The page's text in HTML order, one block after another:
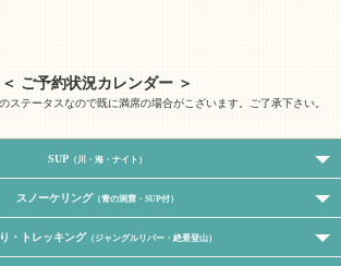
＜ ご予約状況カレンダー ＞
ステータスなので既に満席の場合がこざいます。ご了承下さい。
SUP（川・海・ナイト）
スノーケリング （青の洞窟・SUP付）
・トレッキング （ジャングルリバー・絶景登山）